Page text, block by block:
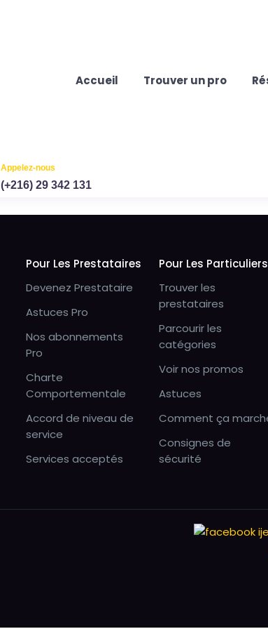
Accueil Trouver un pro
Appelez-nous
(+216) 29 342 131
Pour Les Prestataires
Devenez Prestataire
Astuces Pro
Nos abonnements
Pro
Charte
Comportementale
Accord de niveau de
service
Services acceptés
Pour Les Particuliers
Trouver les
prestataires
Parcourir les
catégories
Voir nos promos
Astuces
Comment ça
Consignes de
sécurité